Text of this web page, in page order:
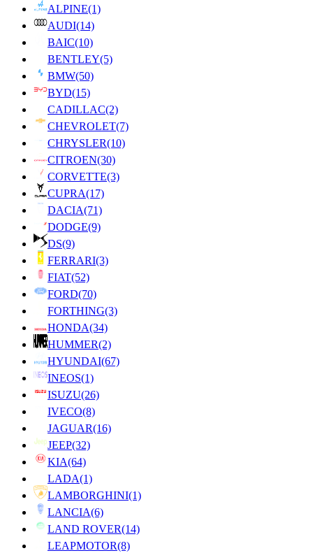
ALPINE(1)
AUDI(14)
BAIC(10)
BENTLEY(5)
BMW(50)
BYD(15)
CADILLAC(2)
CHEVROLET(7)
CHRYSLER(10)
CITROEN(30)
CORVETTE(3)
CUPRA(17)
DACIA(71)
DODGE(9)
DS(9)
FERRARI(3)
FIAT(52)
FORD(70)
FORTHING(3)
HONDA(34)
HUMMER(2)
HYUNDAI(67)
INEOS(1)
ISUZU(26)
IVECO(8)
JAGUAR(16)
JEEP(32)
KIA(64)
LADA(1)
LAMBORGHINI(1)
LANCIA(6)
LAND ROVER(14)
LEAPMOTOR(8)